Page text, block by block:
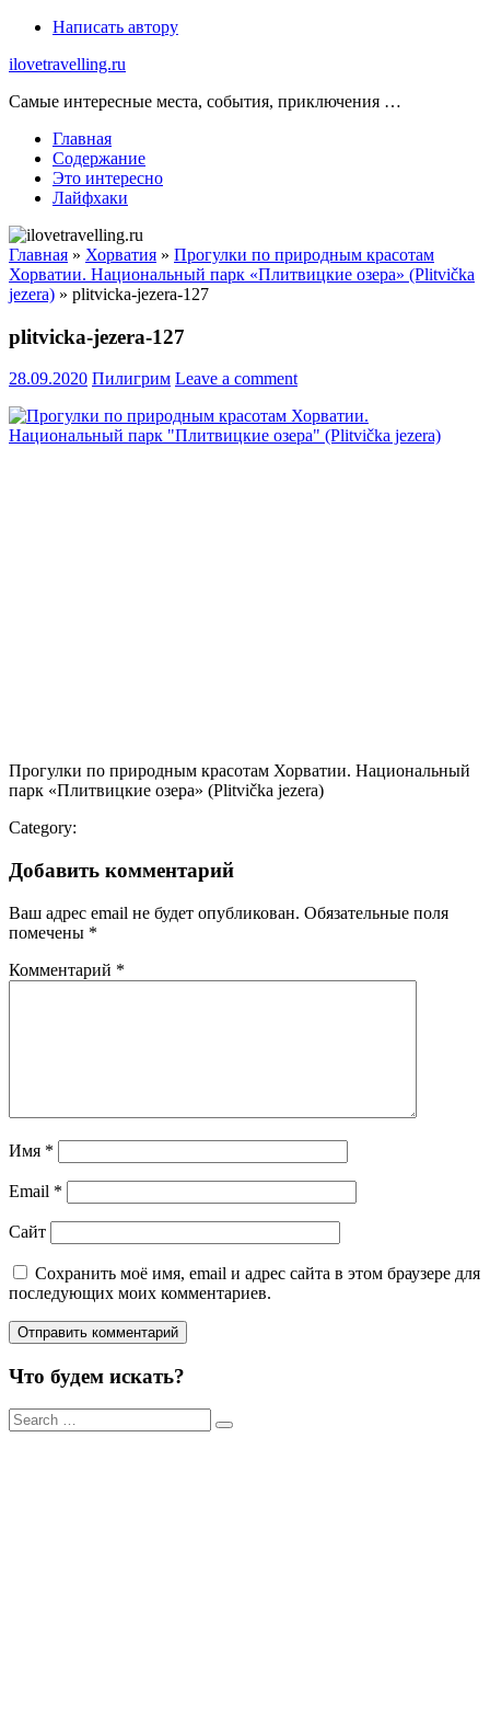
Skip
content
Написать автору
ilovetravelling.ru
Самые интересные места, события, приключения …
Главная
Содержание
Это интересно
Лайфхаки
Главная » Хорватия » Прогулки по природным красотам
Хорватии. Национальный парк «Плитвицкие озера» (Plitvička
jezera) » plitvicka-jezera-127
plitvicka-jezera-127
28.09.2020 Пилигрим Leave a comment
Прогулки по природным красотам Хорватии. Национальный
парк «Плитвицкие озера» (Plitvička jezera)
Category:
Добавить комментарий
Ваш адрес email не будет опубликован. Обязательные поля
помечены *
Комментарий *
Имя *
Email *
Сайт
Сохранить моё имя, email и адрес сайта в этом браузере для
последующих моих комментариев.
Что будем искать?
Результаты
поиска